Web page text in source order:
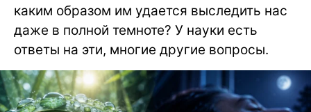
каким образом им удается выследить нас
даже в полной темноте? У науки есть
ответы на эти, многие другие вопросы.